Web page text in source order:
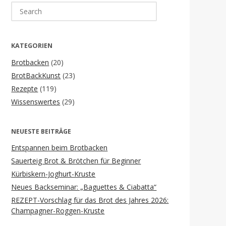
for:
KATEGORIEN
Brotbacken (20)
BrotBackKunst (23)
Rezepte (119)
Wissenswertes (29)
NEUESTE BEITRÄGE
Entspannen beim Brotbacken
Sauerteig Brot & Brötchen für Beginner
Kürbiskern-Joghurt-Kruste
Neues Backseminar: „Baguettes & Ciabatta“
REZEPT-Vorschlag für das Brot des Jahres 2026:
Champagner-Roggen-Kruste